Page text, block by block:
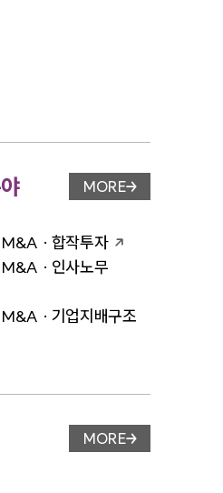
업무분야 페이지 이
MORE
· 합작투자
· 인사노무
· 기업지배구조
변호사 페이지 이동
MORE